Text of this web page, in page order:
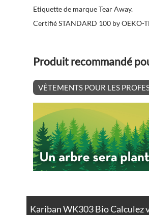
Etiquette de marque Tear Away.
Certifié STANDARD 100 by OEKO-
Produit recommandé
VÊTEMENTS POUR LES
Kariban WK303 Bio Calculez